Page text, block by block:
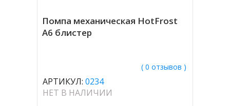
Помпа механическая HotFrost
A6 блистер
( 0 отзывов )
АРТИКУЛ: 0234
НЕТ В НАЛИЧИИ